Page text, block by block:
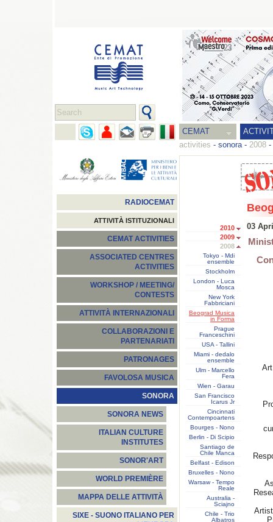
CEMAT
activities - sonora- 2008 -
RADIOCEMAT
ATTIVITÀ ISTITUZIONALI
CEMAT ACTIVITIES
ASSOCIATED CENTRES
ACTIVITIES
WORKSHOP / MEETING/
CONTESTS
ATTIVITÀ INTERNAZIONALI
COLLABORAZIONI E
PARTENARIATI
PATRONAGES
FAVOLOSA MUSICA
SONORA
SONORA NEWS
ITALIAN CULTURE
INSTITUTES
SONOR'ART
WORLD PREMIÈRE
MAPPA DELLE ATTIVITÀ
SIXE - SUONO ITALIANO PER
2010
2009
2008
Tokyo - Mdi
ensemble
Stockholm
London - Luca
Mosca
New York
Fabbriciani
Beograd Musica
in Forma
Prague
Franceschini
USA - Tallini
Miami - dedalo
ensemble
Ulm - Marcello
Fera
Wien - Garau
San Francisco
Icarus Jr
Cincinnati
Contempoartens
Bourges - Nono
Berlin - Di Scipio
Santiago de
Chile Manca
Belfast - Edison
Bruxelles - Nono
Warsaw - Tempo
Reale
Australia -
Sciajno
Chile - Trio
Albatros
03